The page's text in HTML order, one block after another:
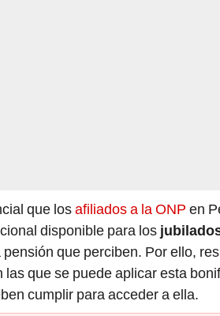
que losafiliados a la ONP en
disponible para los
pensión que perciben. Por ello,
las que se puede aplicar esta
cumplir para acceder a ella.